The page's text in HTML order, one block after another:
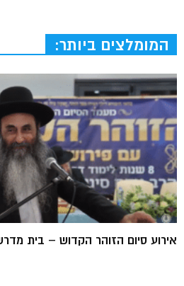
המומלצים ביותר:
אירוע סיום הזוהר הקדוש – בית